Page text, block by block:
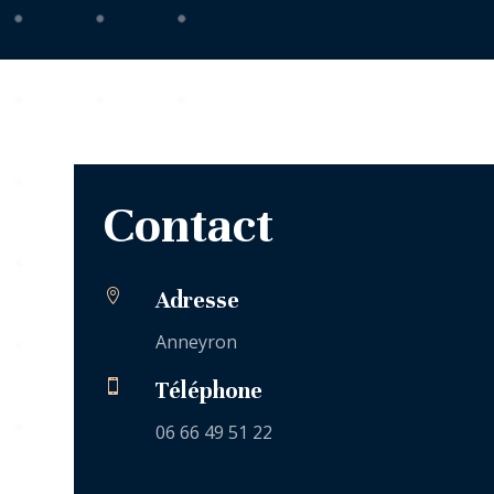
Contact
 Adresse
Anneyron
 Téléphone
06 66 49 51 22